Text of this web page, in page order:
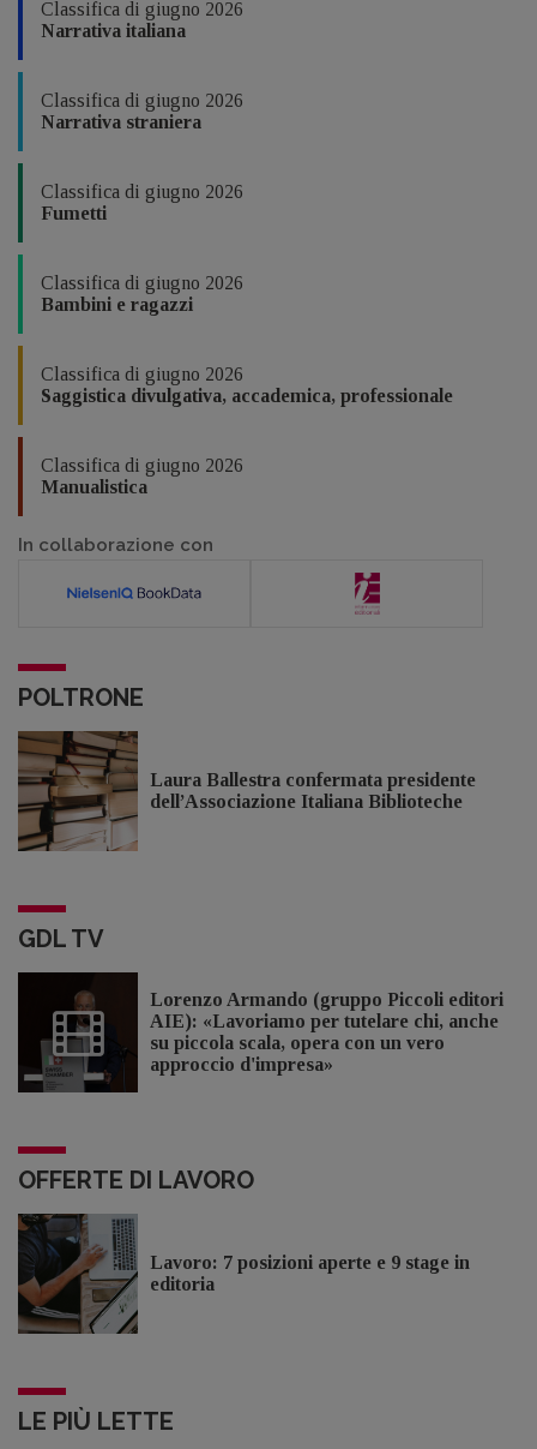
Classifica di giugno 2026
Narrativa italiana
Classifica di giugno 2026
Narrativa straniera
Classifica di giugno 2026
Fumetti
Classifica di giugno 2026
Bambini e ragazzi
Classifica di giugno 2026
Saggistica divulgativa, accademica, professionale
Classifica di giugno 2026
Manualistica
In collaborazione con
POLTRONE
Laura Ballestra confermata presidente
dell’Associazione Italiana Biblioteche
GDL TV
Lorenzo Armando (gruppo Piccoli editori
AIE): «Lavoriamo per tutelare chi, anche
su piccola scala, opera con un vero
approccio d'impresa»
OFFERTE DI LAVORO
Lavoro: 7 posizioni aperte e 9 stage in
editoria
LE PIÙ LETTE